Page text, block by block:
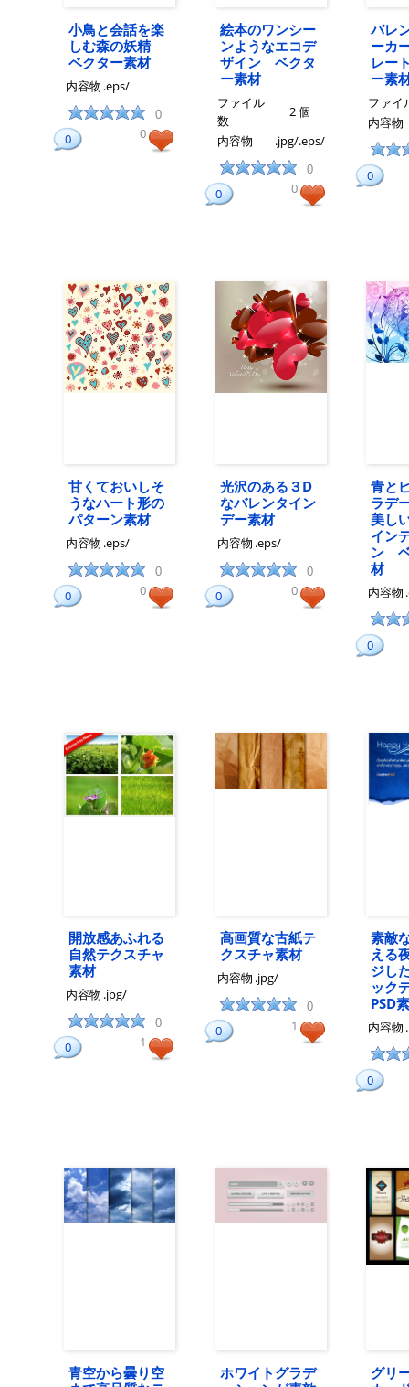
小鳥と会話を楽
しむ森の妖精
ベクター素材
内容物 .eps/
0
0 0
絵本のワンシー
ンようなエコデ
ザイン ベクタ
ー素材
ファイル
数
2 個
内容物
.jpg/.eps/
0
0 0
バレ
ーカ
レー
ー素
ファイ
内容物
0
甘くておいしそ
うなハート形の
パターン素材
内容物 .eps/
0
0 0
光沢のある３D
なバレンタイン
デー素材
内容物 .eps/
0
0 0
青と
ラデ
美し
イン
ン
材
内容物
0
開放感あふれる
自然テクスチャ
素材
内容物 .jpg/
0
0 1
高画質な古紙テ
クスチャ素材
内容物 .jpg/
0
0 1
素敵
える
ジし
ック
PSD
内容物
0
青空から曇り空
ホワイトグラデ
グリ